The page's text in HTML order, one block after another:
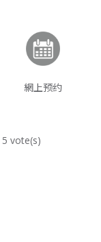
網上预约
5 vote(s)